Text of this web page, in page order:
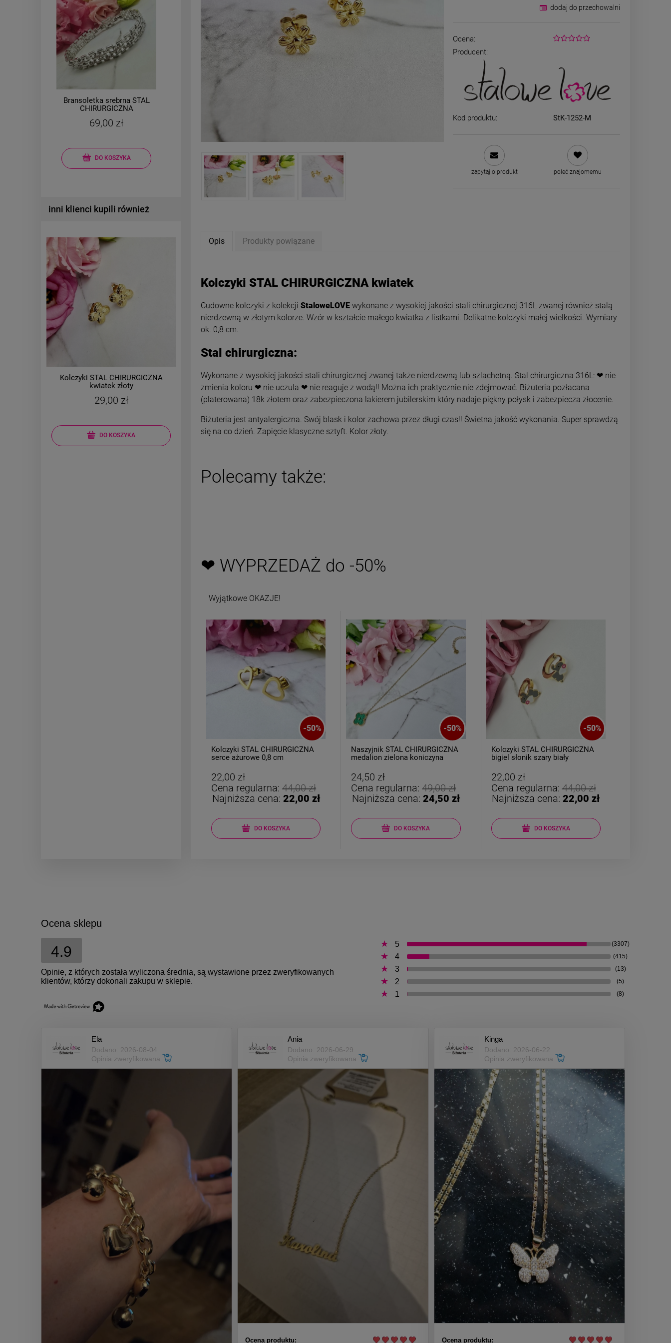
Bransoletka srebrna STAL
CHIRURGICZNA
cyrkonie
69,00 zł
DO KOSZYKA DO KOSZYKA
Bransoletka srebrna STAL
inni klienci kupili również
Kolczyki STAL CHIRURGICZNA
kwiatek złoty
29,00 zł
DO KOSZYKA
Kolczyki STAL CHIRURGICZNA
bigiel czarne serce
34,00 zł
DO KOSZYKA
Bransoletka STAL CHIRURGICZNA
elementy złote patyczki
39,00 zł
powiadom o dostępności
Kolczyki STAL CHIRURGICZNA
kwiatek kryształki zakręcana kulka
39,00 zł
dodaj do przechowalni
Ocena:
Producent:
Kod produktu: StK-1252-M
zapytaj o produkt poleć znajomemu
Opis Produkty powiązane
Kolczyki STAL CHIRURGICZNA kwiatek
Cudowne kolczyki z kolekcji StaloweLOVE wykonane z wysokiej jakości stali chirurgicznej 316L zwanej również stalą
nierdzewną w złotym kolorze. Wzór w kształcie małego kwiatka z listkami. Delikatne kolczyki małej wielkości. Wymiary
ok. 0,8 cm.
Stal chirurgiczna:
Wykonane z wysokiej jakości stali chirurgicznej zwanej także nierdzewną lub szlachetną. Stal chirurgiczna 316L: ❤ nie
zmienia koloru ❤ nie uczula ❤ nie reaguje z wodą!! Można ich praktycznie nie zdejmować. Biżuteria pozłacana
(platerowana) 18k złotem oraz zabezpieczona lakierem jubilerskim który nadaje piękny połysk i zabezpiecza złocenie.
Biżuteria jest antyalergiczna. Swój blask i kolor zachowa przez długi czas!! Świetna jakość wykonania. Super sprawdzą
się na co dzień. Zapięcie klasyczne sztyft. Kolor złoty.
Polecamy także:
❤ WYPRZEDAŻ do -50%
Wyjątkowe OKAZJE!
-50%
Kolczyki STAL CHIRURGICZNA
serce ażurowe 0,8 cm
22,00 zł
Cena regularna:44,00 zł
Najniższa cena: 22,00 zł
DO KOSZYKA
-50%
Naszyjnik STAL CHIRURGICZNA
medalion zielona koniczyna
24,50 zł
Cena regularna:49,00 zł
Najniższa cena: 24,50 zł
DO KOSZYKA
-50%
Kolczyki STAL CHIRURGICZNA
bigiel słonik szary biały
22,00 zł
Cena regularna:44,00 zł
Najniższa cena:22,00 zł
DO KOSZYKA
Ocena sklepu
4.9
Opinie, z których została wyliczona średnia, są wystawione przez zweryfikowanych
klientów, którzy dokonali zakupu w sklepie.
5 (3307)
4 (415)
3 (13)
2 (5)
1 (8)
Ela
Dodano: 2026-08-04
Opinia zweryfikowana
Ania
Dodano: 2026-06-29
Opinia zweryfikowana
Ocena produktu:
Kinga
Dodano: 2026-06-22
Opinia zweryfikowana
Ocena produktu: